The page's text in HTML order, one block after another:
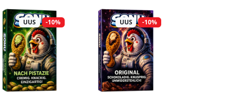
UUS -10% UUS -10%